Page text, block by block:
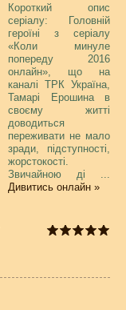
Короткий опис
серіалу: Головній
героїні з серіалу
«Коли минуле
попереду 2016
онлайн», що на
каналі ТРК Україна,
Тамарі Ерошина в
своєму житті
доводиться
переживати не мало
зради, підступності,
жорстокості.
Звичайною ді ...
Дивитись онлайн »